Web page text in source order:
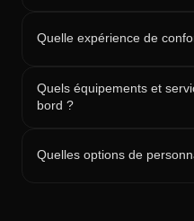
Quelle expérience de
Quels équipements et
bord ?
Quelles options de